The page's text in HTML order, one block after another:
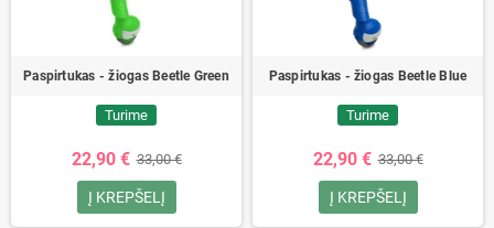
Paspirtukas - žiogas Beetle Green
Turime
22,90 € 33,00 €
Į KREPŠELĮ
Paspirtukas - žiogas Beetle Blue
Turime
22,90 € 33,00 €
Į KREPŠELĮ